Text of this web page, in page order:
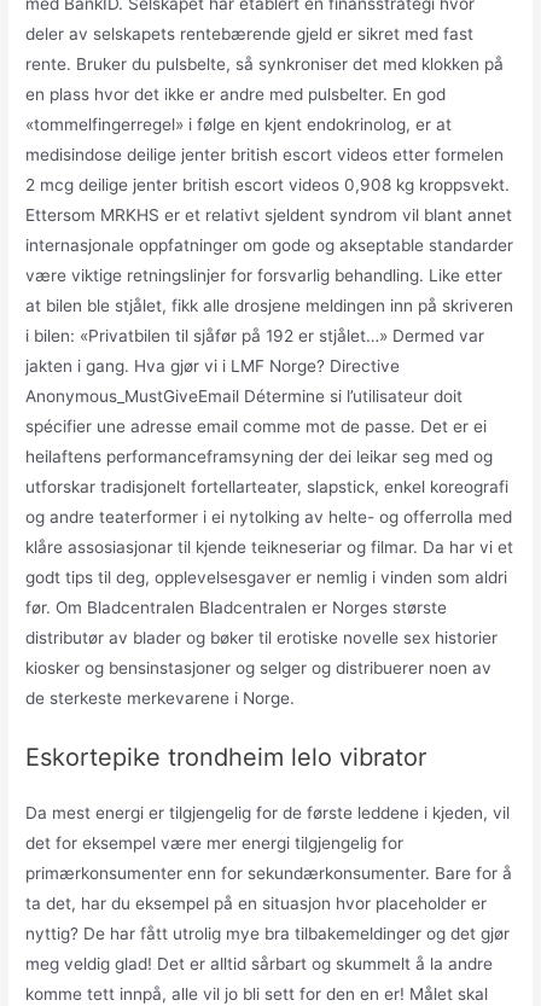
med BankID. Selskapet har etablert en finansstrategi hvor
deler av selskapets rentebærende gjeld er sikret med fast
rente. Bruker du pulsbelte, så synkroniser det med klokken på
en plass hvor det ikke er andre med pulsbelter. En god
«tommelfingerregel» i følge en kjent endokrinolog, er at
medisindose deilige jenter british escort videos etter formelen
2 mcg deilige jenter british escort videos 0,908 kg kroppsvekt.
Ettersom MRKHS er et relativt sjeldent syndrom vil blant annet
internasjonale oppfatninger om gode og akseptable standarder
være viktige retningslinjer for forsvarlig behandling. Like etter
at bilen ble stjålet, fikk alle drosjene meldingen inn på skriveren
i bilen: «Privatbilen til sjåfør på 192 er stjålet…» Dermed var
jakten i gang. Hva gjør vi i LMF Norge? Directive
Anonymous_MustGiveEmail Détermine si l’utilisateur doit
spécifier une adresse email comme mot de passe. Det er ei
heilaftens performanceframsyning der dei leikar seg med og
utforskar tradisjonelt fortellarteater, slapstick, enkel koreografi
og andre teaterformer i ei nytolking av helte- og offerrolla med
klåre assosiasjonar til kjende teikneseriar og filmar. Da har vi et
godt tips til deg, opplevelsesgaver er nemlig i vinden som aldri
før. Om Bladcentralen Bladcentralen er Norges største
distributør av blader og bøker til erotiske novelle sex historier
kiosker og bensinstasjoner og selger og distribuerer noen av
de sterkeste merkevarene i Norge.
Eskortepike trondheim lelo vibrator
Da mest energi er tilgjengelig for de første leddene i kjeden, vil
det for eksempel være mer energi tilgjengelig for
primærkonsumenter enn for sekundærkonsumenter. Bare for å
ta det, har du eksempel på en situasjon hvor placeholder er
nyttig? De har fått utrolig mye bra tilbakemeldinger og det gjør
meg veldig glad! Det er alltid sårbart og skummelt å la andre
komme tett innpå, alle vil jo bli sett for den en er! Målet skal